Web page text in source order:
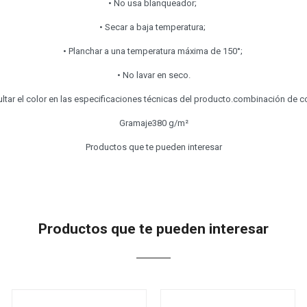
• No usa blanqueador;
• Secar a baja temperatura;
• Planchar a una temperatura máxima de 150°;
• No lavar en seco.
el color en las especificaciones técnicas del producto.combinación de
Gramaje380 g/m²
Productos que te pueden interesar
Productos que te pueden interesar